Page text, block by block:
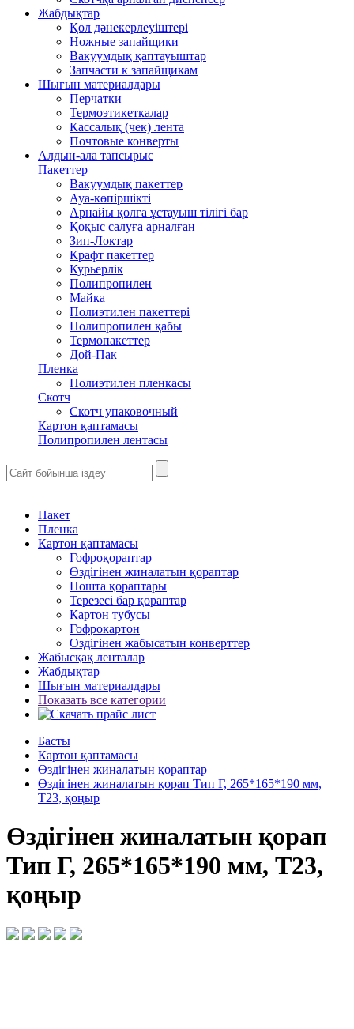
Жабдықтар
Қол дәнекерлеуіштері
Ножные запайщики
Вакуумдық қаптауыштар
Запчасти к запайщикам
Шығын материалдары
Перчатки
Термоэтикеткалар
Кассалық (чек) лента
Почтовые конверты
Алдын-ала тапсырыс
Пакеттер
Вакуумдық пакеттер
Ауа-көпіршікті
Арнайы қолға ұстауыш тілігі бар
Қоқыс салуға арналған
Зип-Локтар
Крафт пакеттер
Курьерлік
Полипропилен
Майка
Полиэтилен пакеттері
Полипропилен қабы
Термопакеттер
Дой-Пак
Пленка
Полиэтилен пленкасы
Скотч
Скотч упаковочный
Картон қаптамасы
Полипропилен лентасы
Пакет
Пленка
Картон қаптамасы
Гофроқораптар
Өздігінен жиналатын қораптар
Пошта қораптары
Терезесі бар қораптар
Картон тубусы
Гофрокартон
Өздігінен жабысатын конверттер
Жабысқақ ленталар
Жабдықтар
Шығын материалдары
Показать все категории
Басты
Картон қаптамасы
Өздігінен жиналатын қораптар
Өздігінен жиналатын қорап Тип Г, 265*165*190 мм,
Т23, қоңыр
Өздігінен жиналатын қорап
Тип Г, 265*165*190 мм, Т23,
қоңыр